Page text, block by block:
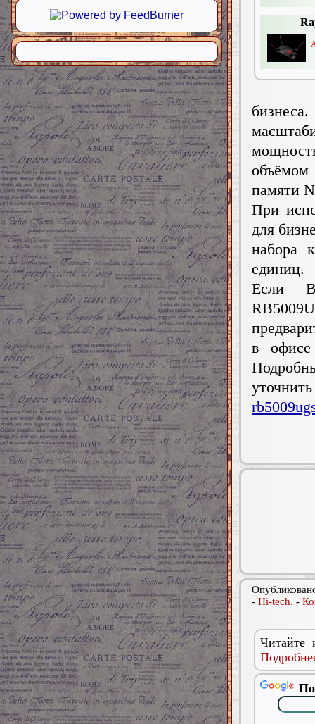
памяти
При
для
набора
единиц.
Если
в
- Hi-tech. -
Читайте